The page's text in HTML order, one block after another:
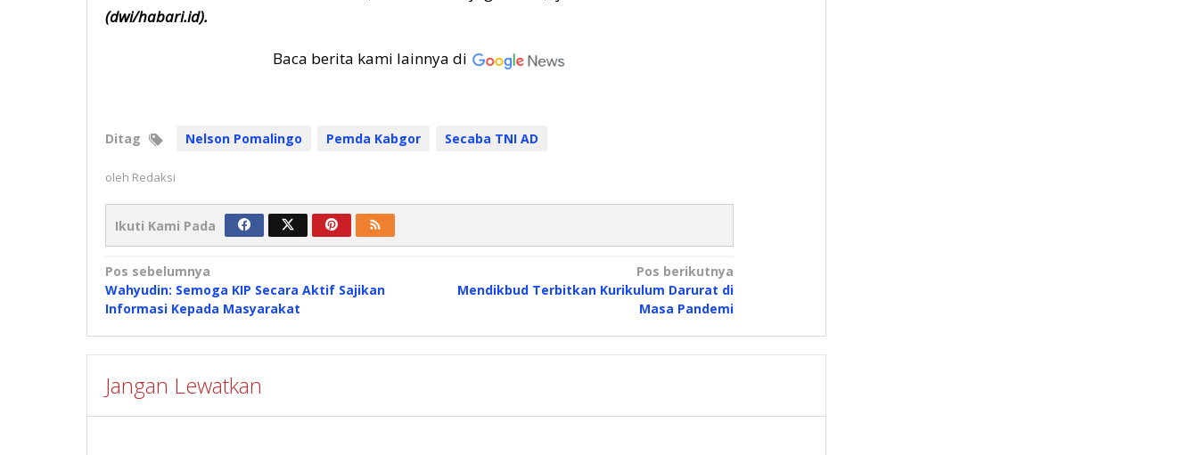
(dwi/habari.id).
Baca berita kami lainnya di
Ditag Nelson Pomalingo Pemda Kabgor Secaba TNI AD
oleh Redaksi
Ikuti Kami Pada
Navigasi
pos
Pos sebelumnya
Wahyudin: Semoga KIP Secara Aktif Sajikan
Informasi Kepada Masyarakat
Pos berikutnya
Mendikbud Terbitkan Kurikulum Darurat di
Masa Pandemi
Jangan Lewatkan